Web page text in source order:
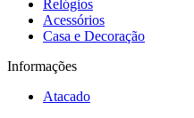
Relógios
Acessórios
Casa e Decoração
Informações
Atacado